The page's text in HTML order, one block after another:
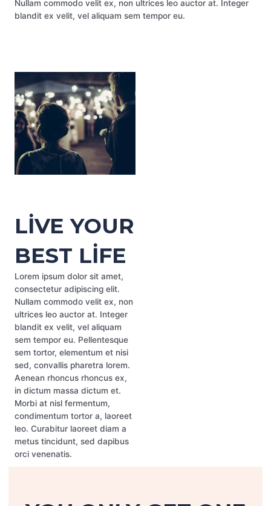
Nullam commodo velit ex, non ultrices leo auctor at. Integer
blandit ex velit, vel aliquam sem tempor eu.
LIVE YOUR
BEST LIFE
Lorem ipsum dolor sit amet,
consectetur adipiscing elit.
Nullam commodo velit ex, non
ultrices leo auctor at. Integer
blandit ex velit, vel aliquam
sem tempor eu. Pellentesque
sem tortor, elementum et nisi
sed, convallis pharetra lorem.
Aenean rhoncus rhoncus ex,
in dictum massa dictum et.
Morbi at nisl fermentum,
condimentum tortor a, laoreet
leo. Curabitur laoreet diam a
metus tincidunt, sed dapibus
orci venenatis.